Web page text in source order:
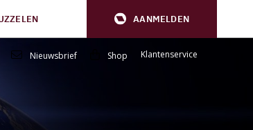
AANMELDEN
Nieuwsbrief Shop Klantenservice